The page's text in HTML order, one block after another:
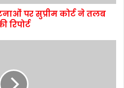
पर सुप्रीम कोर्ट ने तलब
रिपोर्ट